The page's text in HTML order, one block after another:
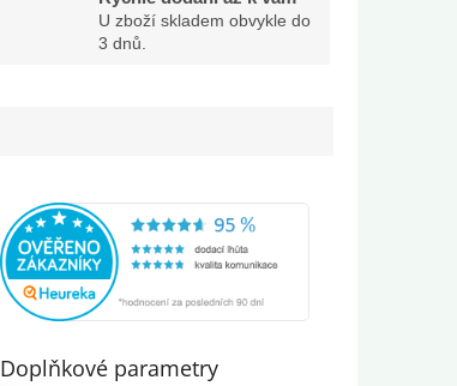
U zboží skladem obvykle do
3 dnů.
Doplňkové parametry